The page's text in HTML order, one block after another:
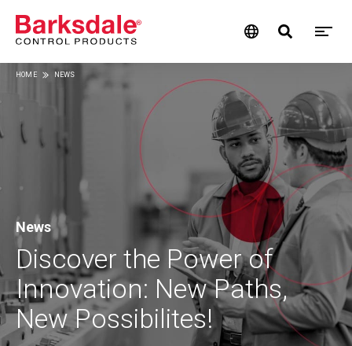
SkipHOME NEWS
News
Discover the Power of
Innovation: New Paths,
New Possibilites!